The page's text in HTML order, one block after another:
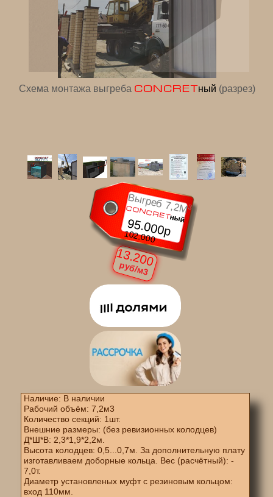
Схема монтажа выгреба CONCRETный (разрез)
13.200
Выгреб 7,2M3
CONCRETный
95.000р
руб/м3
102.000
Наличие: В наличии
Рабочий объём: 7,2м3
Количество секций: 1шт.
Внешние размеры: (без ревизионных колодцев)
Д*Ш*В: 2,3*1,9*2,2м.
Высота колодцев: 0,5...0,7м. За дополнительную плату
изготавливаем доборные кольца. Вес (расчётный): -
7,0т.
Диаметр установленых муфт с резиновым кольцом:
вход 110мм.